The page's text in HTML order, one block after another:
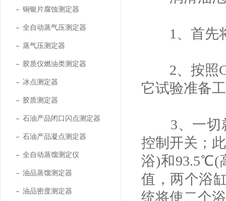
铜银片腐蚀测定器
全自动蒸气压测定器
蒸气压测定器
胶质仪燃油类测定器
冰点测定器
胶质测定器
石油产品闭口闪点测定器
石油产品凝点测定器
全自动蒸馏测定仪
油品蒸馏测定器
油品密度测定器
1、首先将
2、按照
它试验准备
3、一切就
控制开关；
浴)和93.5℃(
值，两个浴
统将使二个